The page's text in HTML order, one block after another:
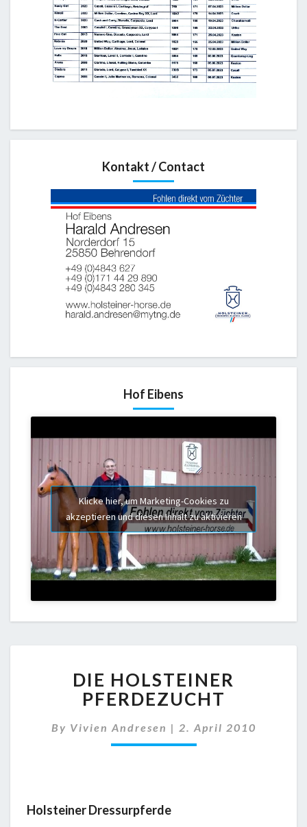
Kontakt / Contact
Hof Eibens
Klicke hier, um Marketing-Cookies zu
akzeptieren und diesen Inhalt zu aktivieren
HOLSTEINER
PFERDEZUCHT
DIE HOLSTEINER
PFERDEZUCHT
By Vivien Andresen | 2. April 2010
Holsteiner Dressurpferde